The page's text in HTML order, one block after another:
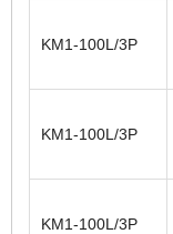
KM1-100L/3P
KM1-100L/3P
KM1-100L/3P